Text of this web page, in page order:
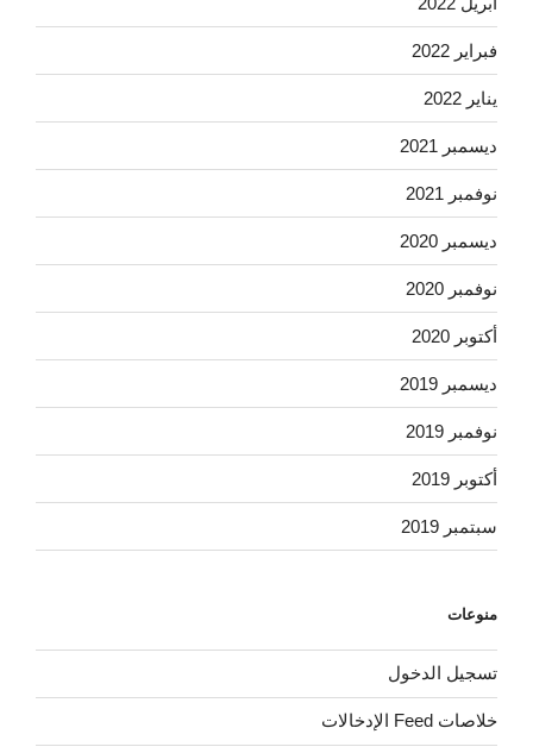
فبراير 2022
يناير 2022
ديسمبر 2021
نوفمبر 2021
ديسمبر 2020
نوفمبر 2020
أكتوبر 2020
ديسمبر 2019
نوفمبر 2019
أكتوبر 2019
سبتمبر 2019
منوعات
تسجيل الدخول
خلاصات Feed الإدخالات